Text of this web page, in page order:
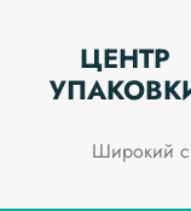
ЦЕНТР
Широкий